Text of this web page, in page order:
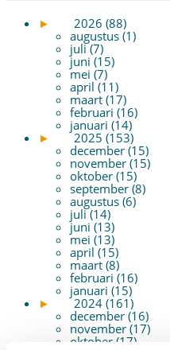
►
2026 (88)
augustus (1)
juli (7)
juni (15)
mei (7)
april (11)
maart (17)
februari (16)
januari (14)
►
2025 (153)
december (15)
november (15)
oktober (15)
september (8)
augustus (6)
juli (14)
juni (13)
mei (13)
april (15)
maart (8)
februari (16)
januari (15)
►
2024 (161)
december (16)
november (17)
oktober (17)